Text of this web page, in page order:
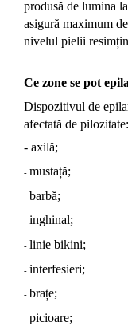
produsă de lumina
asigură maximum
nivelul pielii
Ce zone se pot
Dispozitivul de
afectată de pilozitate:
- axilă;
- mustață;
- barbă;
- inghinal;
- linie bikini;
- interfesieri;
- brațe;
- picioare;